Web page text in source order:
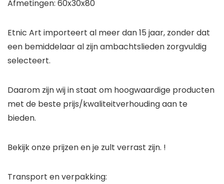
Afmetingen: 60x30x80
Etnic Art importeert al meer dan 15 jaar, zonder dat
een bemiddelaar al zijn ambachtslieden zorgvuldig
selecteert.
Daarom zijn wij in staat om hoogwaardige producten
met de beste prijs/kwaliteitverhouding aan te
bieden.
Bekijk onze prijzen en je zult verrast zijn. !
Transport en verpakking: